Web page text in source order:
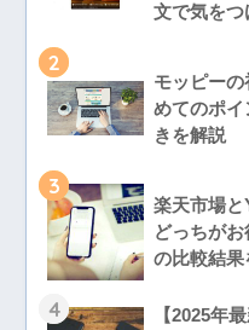
文で気をつ
2
モッピー
めてのポ
きを解説
3
楽天市場
どっちが
の比較結果
4
【2025年